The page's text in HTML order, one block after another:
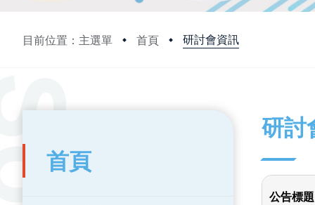
目前位置：主選單 首頁 研討會資訊
:::
首頁
研討
公告標題